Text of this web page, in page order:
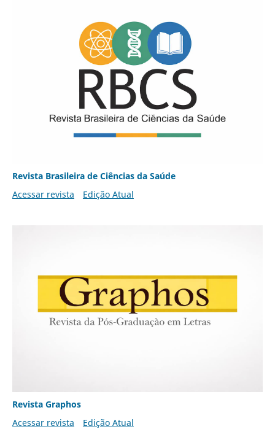
Revista Brasileira de Ciências da Saúde
Acessar revista
Edição Atual
Revista Graphos
Acessar revista
Edição Atual